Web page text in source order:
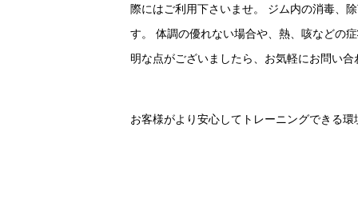
際にはご利用下さいませ。 ジム内の消毒、
す。 体調の優れない場合や、熱、咳などの
明な点がございましたら、お気軽にお問い
お客様がより安心してトレーニングできる